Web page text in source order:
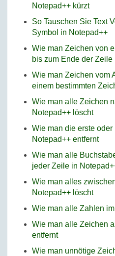
Notepad++ kürzt
So Tauschen Sie Text
Symbol in Notepad++
Wie man Zeichen von
bis zum Ende der
Wie man Zeichen vom
einem bestimmten
Wie man alle Zeichen
Notepad++ löscht
Wie man die erste
Notepad++ entfernt
Wie man alle
jeder Zeile in
Wie man alles
Notepad++ löscht
Wie man alle Zahlen
Wie man alle Zeichen
entfernt
Wie man unnötige